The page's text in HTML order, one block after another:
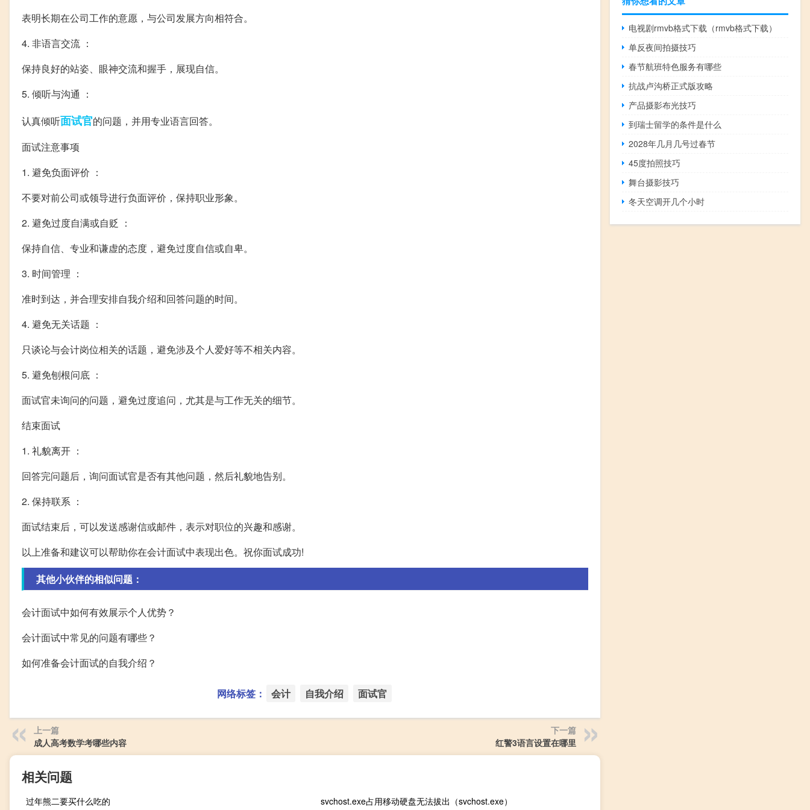
表明长期在公司工作的意愿，与公司发展方向相符合。
4. 非语言交流 ：
保持良好的站姿、眼神交流和握手，展现自信。
5. 倾听与沟通 ：
认真倾听面试官的问题，并用专业语言回答。
面试注意事项
1. 避免负面评价 ：
不要对前公司或领导进行负面评价，保持职业形象。
2. 避免过度自满或自贬 ：
保持自信、专业和谦虚的态度，避免过度自信或自卑。
3. 时间管理 ：
准时到达，并合理安排自我介绍和回答问题的时间。
4. 避免无关话题 ：
只谈论与会计岗位相关的话题，避免涉及个人爱好等不相关内容。
5. 避免刨根问底 ：
面试官未询问的问题，避免过度追问，尤其是与工作无关的细节。
结束面试
1. 礼貌离开 ：
回答完问题后，询问面试官是否有其他问题，然后礼貌地告别。
2. 保持联系 ：
面试结束后，可以发送感谢信或邮件，表示对职位的兴趣和感谢。
以上准备和建议可以帮助你在会计面试中表现出色。祝你面试成功!
其他小伙伴的相似问题：
会计面试中如何有效展示个人优势？
会计面试中常见的问题有哪些？
如何准备会计面试的自我介绍？
网络标签： 会计 自我介绍 面试官
上一篇
成人高考数学考哪些内容
下一篇
红警3语言设置在哪里
相关问题
过年熊二要买什么吃的 svchost.exe占用移动硬盘无法拔出（svchost.exe）
电视剧rmvb格式下载（rmvb格式下载）
单反夜间拍摄技巧
春节航班特色服务有哪些
抗战卢沟桥正式版攻略
产品摄影布光技巧
到瑞士留学的条件是什么
2028年几月几号过春节
45度拍照技巧
舞台摄影技巧
冬天空调开几个小时